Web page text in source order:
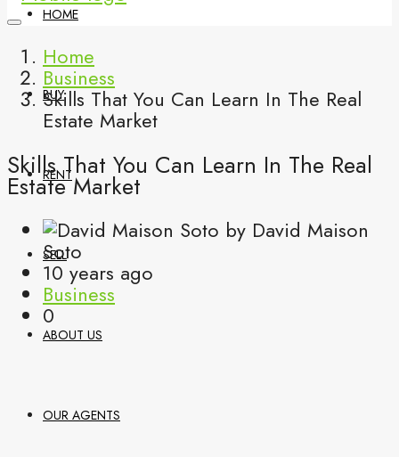
HOME
BUY
RENT
SELL
ABOUT US
OUR AGENTS
Home
Business
Skills That You Can Learn In The Real
Estate Market
Skills That You Can Learn In The Real
Estate Market
by David Maison
Soto
10 years ago
Business
0